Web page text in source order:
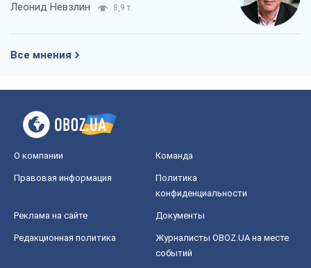
Леонид Невзлин 8,9 т.
Все мнения
О компании Команда
Правовая информация
Политика
конфиденциальности
Реклама на сайте Документы
Редакционная политика
Журналисты OBOZ.UA на месте
событий